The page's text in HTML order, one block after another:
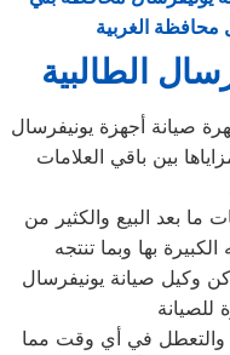
محافظة الغربية
الطالبية
صيانة أجهزة يونيفرسال
بين باقي العلامات
ما بعد البيع والكثير من
وكيل صيانة يونيفرسال
والتعطل في أي وقت مما